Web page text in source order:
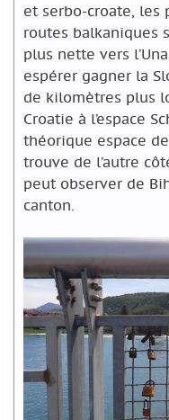
et serbo-croate, les
routes balkaniques
plus nette vers
espérer gagner la
de kilomètres plus
Croatie à l’espace
théorique espace
trouve de l’autre
peut observer de
canton.